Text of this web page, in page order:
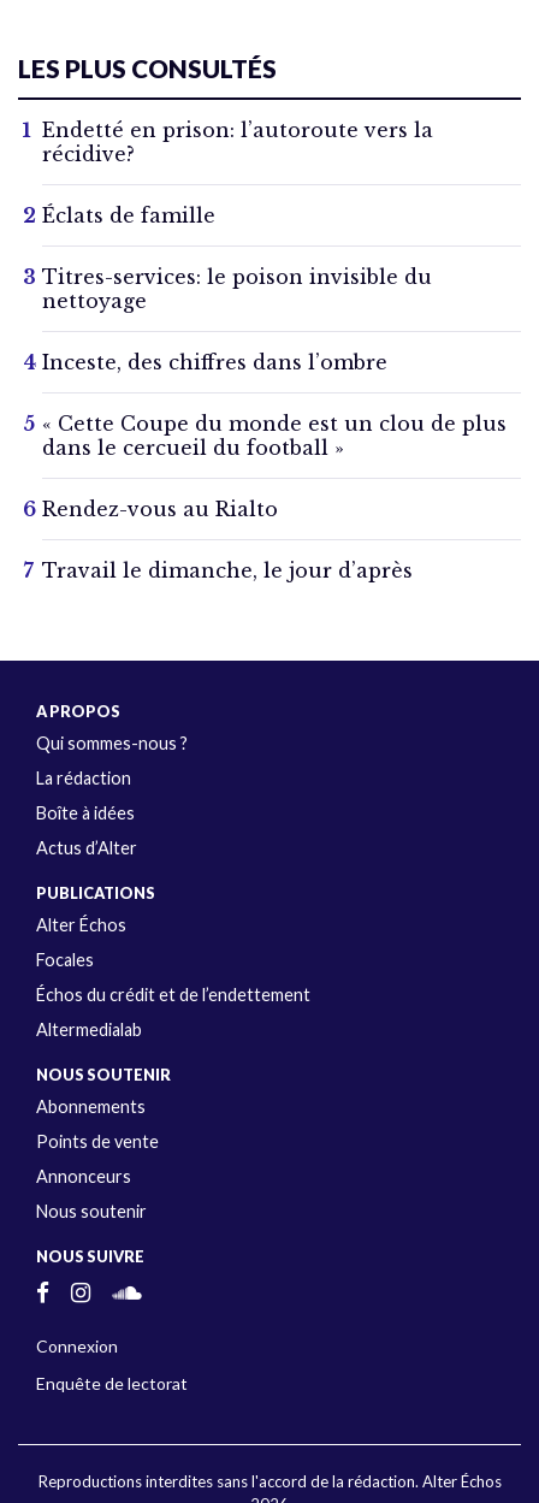
LES PLUS CONSULTÉS
Endetté en prison: l’autoroute vers la
récidive?
Éclats de famille
Titres-services: le poison invisible du
nettoyage
Inceste, des chiffres dans l’ombre
« Cette Coupe du monde est un clou de plus
dans le cercueil du football »
Rendez-vous au Rialto
Travail le dimanche, le jour d’après
A PROPOS
Qui sommes-nous ?
La rédaction
Boîte à idées
Actus d’Alter
PUBLICATIONS
Alter Échos
Focales
Échos du crédit et de l’endettement
Altermedialab
NOUS SOUTENIR
Abonnements
Points de vente
Annonceurs
Nous soutenir
NOUS SUIVRE
Connexion
Enquête de lectorat
Reproductions interdites sans l'accord de la rédaction. Alter Échos